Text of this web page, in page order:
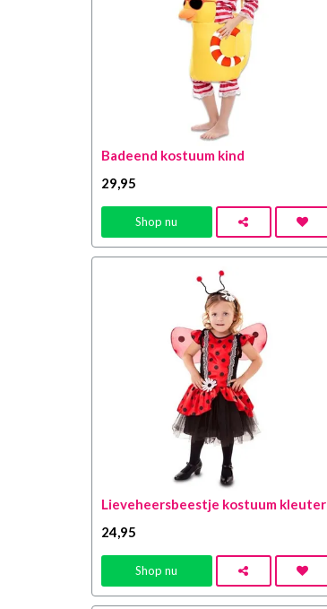
Badeend kostuum kind
29 ,95
Shop nu
Lieveheersbeestje kostuum kleuter
24,95
Shop nu